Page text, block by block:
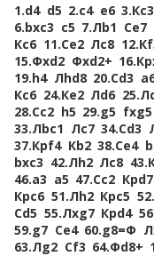
1.d4 d5 2.c4 e6 3.Кc3
6.bxc3 c5 7.Лb1 Сe7
Кc6 11.Сe2 Лc8 12.
15.Фxd2 Фxd2+ 16.
19.h4 Лhd8 20.Сd3
Кc6 24.Кe2 Лd6 25.
28.Сc2 h5 29.g5 fxg5
33.Лbc1 Лc7 34.Сd3
37.Крf4 Кb2 38.Сe4
bxc3 42.Лh2 Лc8 43.
46.a3 a5 47.Сc2 Крd7
Крc6 51.Лh2 Крc5 52.
Сd5 55.Лxg7 Крd4
59.g7 Сe4 60.g8=Ф
63.Лg2 Сf3 64.Фd8+